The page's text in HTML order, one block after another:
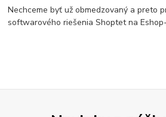
Nechceme byť už obmedzovaný a preto
softwarového riešenia Shoptet na